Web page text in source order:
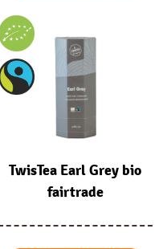
TwisTea Earl Grey bio
fairtrade